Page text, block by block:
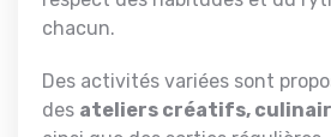
chacun.
Des activités variées sont
des ateliers créatifs,